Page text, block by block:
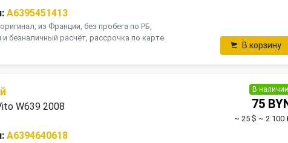
A6395451413
из Франции, без пробега по РБ,
безналичный расчёт, рассрочка по карте
В корзину
W639 2008
A6394640618
В наличии
75
~ 25 $ ~ 2 100